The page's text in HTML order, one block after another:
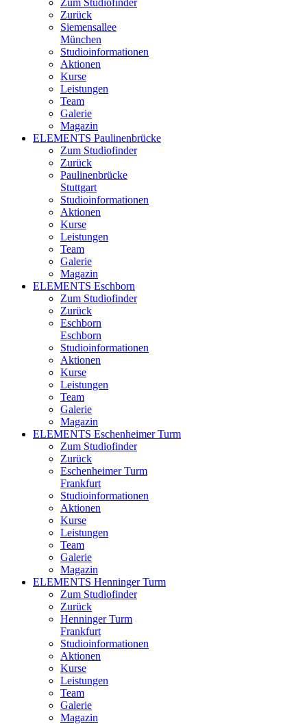
Zum Studiofinder
Zurück
Siemens­allee
München
Studioinformationen
Aktionen
Kurse
Leistungen
Team
Galerie
Magazin
ELEMENTS Paulinenbrücke
Zum Studiofinder
Zurück
Paulinen­brücke
Stuttgart
Studioinformationen
Aktionen
Kurse
Leistungen
Team
Galerie
Magazin
ELEMENTS Eschborn
Zum Studiofinder
Zurück
Esch­born
Eschborn
Studioinformationen
Aktionen
Kurse
Leistungen
Team
Galerie
Magazin
ELEMENTS Eschenheimer Turm
Zum Studiofinder
Zurück
Eschen­heimer Turm
Frankfurt
Studioinformationen
Aktionen
Kurse
Leistungen
Team
Galerie
Magazin
ELEMENTS Henninger Turm
Zum Studiofinder
Zurück
Henninger Turm
Frankfurt
Studioinformationen
Aktionen
Kurse
Leistungen
Team
Galerie
Magazin